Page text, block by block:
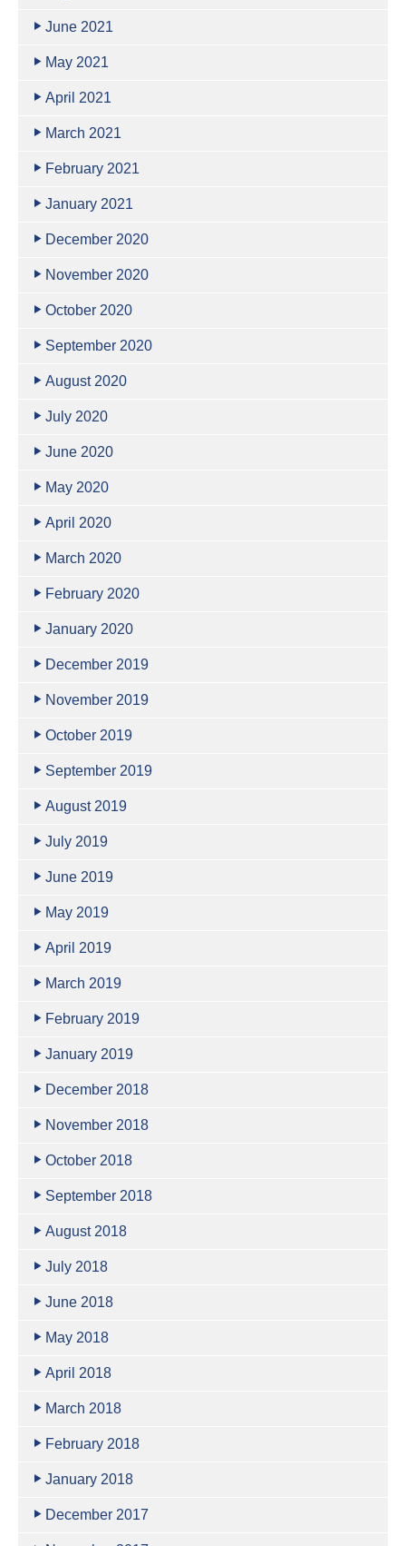
June 2021
May 2021
April 2021
March 2021
February 2021
January 2021
December 2020
November 2020
October 2020
September 2020
August 2020
July 2020
June 2020
May 2020
April 2020
March 2020
February 2020
January 2020
December 2019
November 2019
October 2019
September 2019
August 2019
July 2019
June 2019
May 2019
April 2019
March 2019
February 2019
January 2019
December 2018
November 2018
October 2018
September 2018
August 2018
July 2018
June 2018
May 2018
April 2018
March 2018
February 2018
January 2018
December 2017